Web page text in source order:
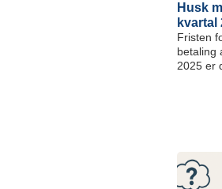
Husk
kvartal
Fristen
betaling
2025 er